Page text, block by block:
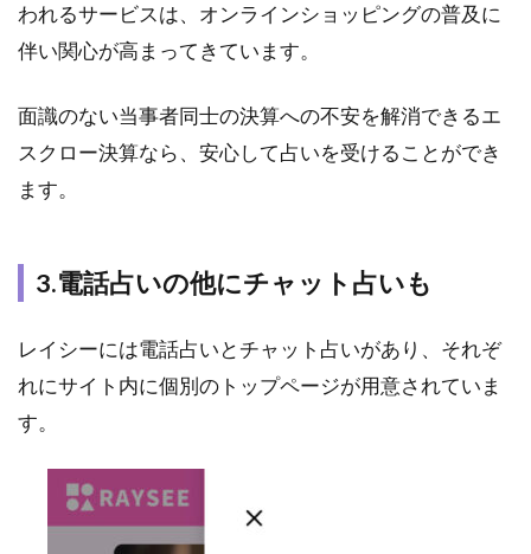
われるサービスは、オンラインショッピングの普及に
伴い関心が高まってきています。
面識のない当事者同士の決算への不安を解消できるエ
スクロー決算なら、安心して占いを受けることができ
ます。
3.電話占いの他にチャット占いも
レイシーには電話占いとチャット占いがあり、それぞ
れにサイト内に個別のトップページが用意されていま
す。